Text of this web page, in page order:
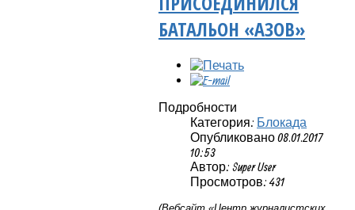
БАТАЛЬОН «АЗОВ»
Подробности
Категория: Блокада
Опубликовано 08.01.2017
10:53
Автор: Super User
Просмотров: 431